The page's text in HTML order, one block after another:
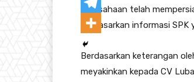
perusahaan telah
berdasarkan informasi
Berdasarkan keterangan
meyakinkan kepada CV